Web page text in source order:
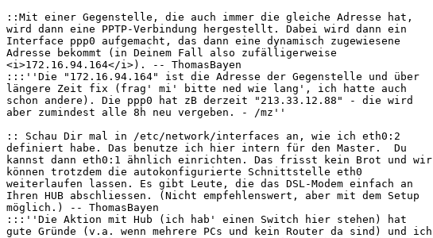
::Mit einer Gegenstelle, die auch immer die gleiche Adresse hat,
wird dann eine PPTP-Verbindung hergestellt. Dabei wird dann ein
Interface ppp0 aufgemacht, das dann eine dynamisch zugewiesene
Adresse bekommt (in Deinem Fall also zufälligerweise
<i>172.16.94.164</i>). -- ThomasBayen
:::''Die "172.16.94.164" ist die Adresse der Gegenstelle und über
längere Zeit fix (frag' mi' bitte ned wie lang', ich hatte auch
schon andere). Die ppp0 hat zB derzeit "213.33.12.88" - die wird
aber zumindest alle 8h neu vergeben. - /mz''
:: Schau Dir mal in /etc/network/interfaces an, wie ich eth0:2
definiert habe. Das benutze ich hier intern für den Master.  Du
kannst dann eth0:1 ähnlich einrichten. Das frisst kein Brot und wir
können trotzdem die autokonfigurierte Schnittstelle eth0
weiterlaufen lassen. Es gibt Leute, die das DSL-Modem einfach an
Ihren HUB abschliessen. (Nicht empfehlenswert, aber mit dem Setup
möglich.) -- ThomasBayen
:::''Die Aktion mit Hub (ich hab' einen Switch hier stehen) hat
gute Gründe (v.a. wenn mehrere PCs und kein Router da sind) und ich